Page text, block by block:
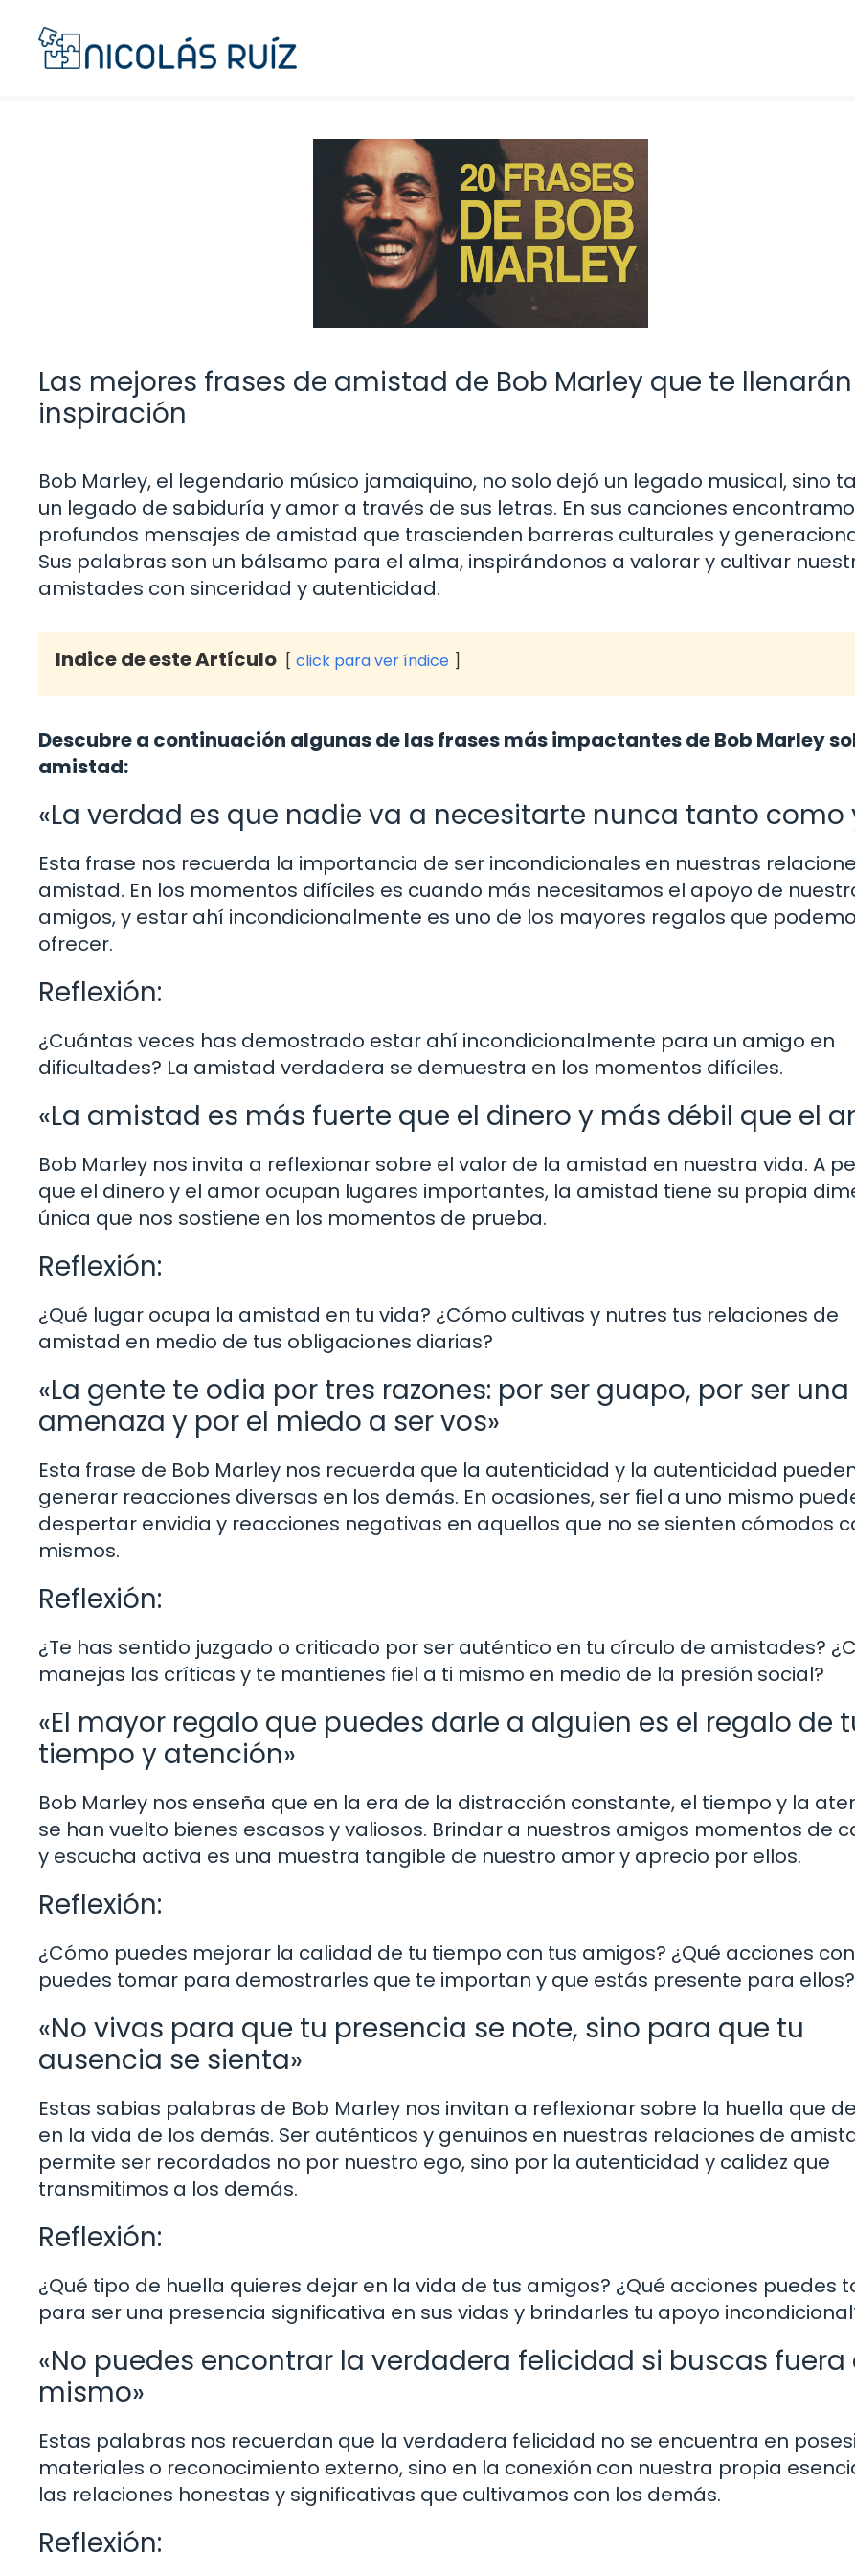
contenido
Las mejores frases de amistad de Bob Marley que te
inspiración
Bob Marley, el legendario músico jamaiquino, no solo dejó un legado musical, sino
un legado de sabiduría y amor a través de sus letras. En sus canciones
profundos mensajes de amistad que trascienden barreras culturales y
Sus palabras son un bálsamo para el alma, inspirándonos a valorar y cultivar
amistades con sinceridad y autenticidad.
Indice de este Artículo click para ver índice
Descubre a continuación algunas de las frases más impactantes de Bob Marley
amistad:
«La verdad es que nadie va a necesitarte nunca tanto como
Esta frase nos recuerda la importancia de ser incondicionales en nuestras
amistad. En los momentos difíciles es cuando más necesitamos el apoyo de
amigos, y estar ahí incondicionalmente es uno de los mayores regalos que
ofrecer.
Reflexión:
¿Cuántas veces has demostrado estar ahí incondicionalmente para un amigo en
dificultades? La amistad verdadera se demuestra en los momentos difíciles.
«La amistad es más fuerte que el dinero y más débil que el
Bob Marley nos invita a reflexionar sobre el valor de la amistad en nuestra vida. A
que el dinero y el amor ocupan lugares importantes, la amistad tiene su propia
única que nos sostiene en los momentos de prueba.
Reflexión:
¿Qué lugar ocupa la amistad en tu vida? ¿Cómo cultivas y nutres tus relaciones de
amistad en medio de tus obligaciones diarias?
«La gente te odia por tres razones: por ser guapo, por ser una
amenaza y por el miedo a ser vos»
Esta frase de Bob Marley nos recuerda que la autenticidad y la autenticidad
generar reacciones diversas en los demás. En ocasiones, ser fiel a uno mismo
despertar envidia y reacciones negativas en aquellos que no se sienten cómodos
mismos.
Reflexión:
¿Te has sentido juzgado o criticado por ser auténtico en tu círculo de amistades?
manejas las críticas y te mantienes fiel a ti mismo en medio de la presión social?
«El mayor regalo que puedes darle a alguien es el regalo de
tiempo y atención»
Bob Marley nos enseña que en la era de la distracción constante, el tiempo y la
se han vuelto bienes escasos y valiosos. Brindar a nuestros amigos momentos de
y escucha activa es una muestra tangible de nuestro amor y aprecio por ellos.
Reflexión:
¿Cómo puedes mejorar la calidad de tu tiempo con tus amigos? ¿Qué acciones
puedes tomar para demostrarles que te importan y que estás presente para ellos?
«No vivas para que tu presencia se note, sino para que tu
ausencia se sienta»
Estas sabias palabras de Bob Marley nos invitan a reflexionar sobre la huella que
en la vida de los demás. Ser auténticos y genuinos en nuestras relaciones de
permite ser recordados no por nuestro ego, sino por la autenticidad y calidez que
transmitimos a los demás.
Reflexión:
¿Qué tipo de huella quieres dejar en la vida de tus amigos? ¿Qué acciones puedes
para ser una presencia significativa en sus vidas y brindarles tu apoyo
«No puedes encontrar la verdadera felicidad si buscas fuera
mismo»
Estas palabras nos recuerdan que la verdadera felicidad no se encuentra en
materiales o reconocimiento externo, sino en la conexión con nuestra propia
las relaciones honestas y significativas que cultivamos con los demás.
Reflexión: